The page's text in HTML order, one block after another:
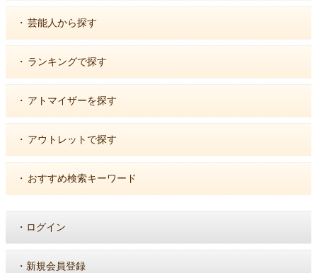
・ 芸能人から探す
・ ランキングで探す
・ アトマイザーを探す
・ アウトレットで探す
・ おすすめ検索キーワード
・ ログイン
・ 新規会員登録